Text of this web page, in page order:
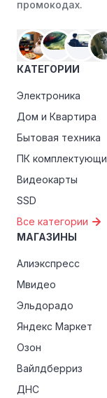
критериям,
эксклюзивные
пенсионеров.
промокодах.
КАТЕГОРИИ
Электроника
Дом и Квартира
Бытовая техника
ПК
Видеокарты
SSD
Все категории
МАГАЗИНЫ
Алиэкспресс
Мвидео
Эльдорадо
Яндекс Маркет
Озон
Вайлдберриз
ДНС